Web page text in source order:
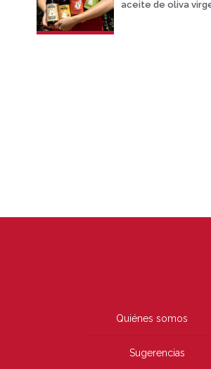
aceite de oliva
Quiénes somos
Sugerencias